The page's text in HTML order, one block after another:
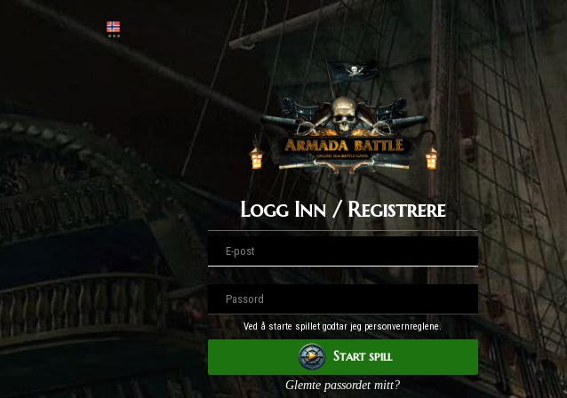
Logg Inn / Registrere
Ved å starte spillet godtar jeg personvernreglene.
Start spill
Glemte passordet mitt?